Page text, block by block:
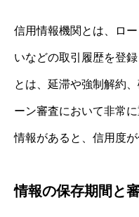
信用情報機関とは、ロ
いなどの取引履歴を登
とは、延滞や強制解約
ーン審査において非常
情報があると、信用度
情報の保存期間と